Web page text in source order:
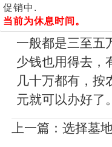
促销中.
当前为休息时间。
一般都是三至五
少钱也用得去，
几十万都有，按
元就可以办好了。
上一篇：选择墓